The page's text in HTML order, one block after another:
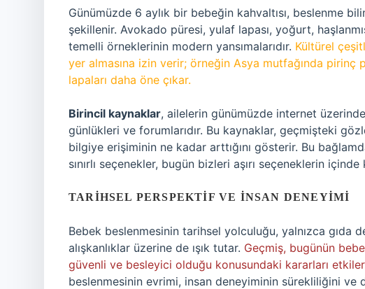
Günümüzde 6 aylık bir bebeğin kahvaltısı, beslenme
şekillenir. Avokado püresi, yulaf lapası, yoğurt,
temelli örneklerinin modern yansımalarıdır. Kültürel
yer almasına izin verir; örneğin Asya mutfağında pirinç
lapaları daha öne çıkar.
Birincil kaynaklar, ailelerin günümüzde internet
günlükleri ve forumlarıdır. Bu kaynaklar, geçmişteki
bilgiye erişiminin ne kadar arttığını gösterir. Bu
sınırlı seçenekler, bugün bizleri aşırı seçeneklerin
TARIHSEL PERSPEKTIF VE İNSAN DENEYIMI
Bebek beslenmesinin tarihsel yolculuğu, yalnızca gıda
alışkanlıklar üzerine de ışık tutar. Geçmiş, bugünün
güvenli ve besleyici olduğu konusundaki kararları
beslenmesinin evrimi, insan deneyiminin sürekliliğini